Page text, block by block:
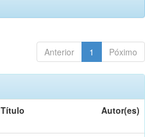
Anterior 1 Póximo
Título Autor(es)